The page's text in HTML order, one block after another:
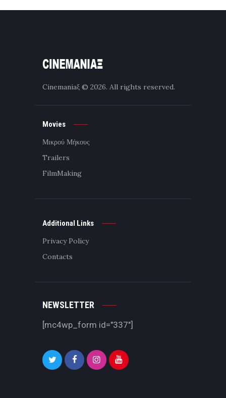
Cinemaniaξ © 2026. All rights reserved.
Movies
Μικρού Μήκους
Trailers
FilmMaking
Additional Links
Privacy Policy
Contacts
NEWSLETTER
[mc4wp_form id="337"]